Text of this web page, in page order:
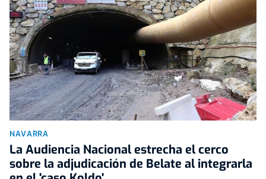
NAVARRA
La Audiencia Nacional estrecha el cerco
sobre la adjudicación de Belate al integrarla